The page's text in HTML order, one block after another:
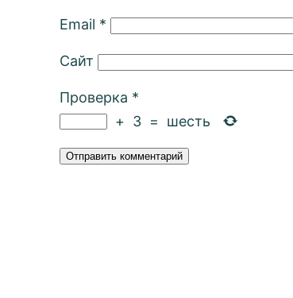
Email *
Сайт
Проверка *
+ 3 = шесть